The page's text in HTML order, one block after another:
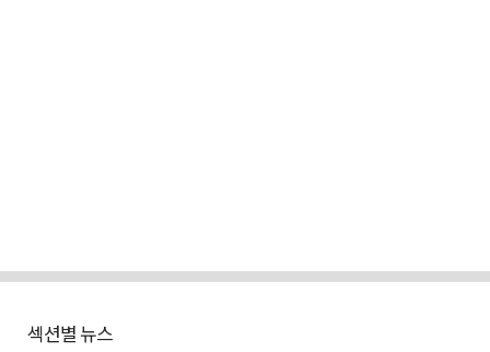
섹션별 뉴스